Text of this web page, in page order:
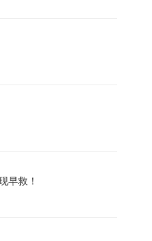
早救！